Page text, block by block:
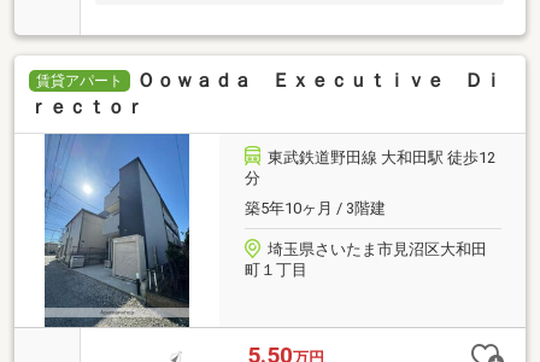
賃貸アパート
Ｏｏｗａｄａ Ｅｘｅｃｕｔｉｖｅ Ｄｉ
ｒｅｃｔｏｒ
東武鉄道野田線 大和田駅 徒歩12
分
築5年10ヶ月 / 3階建
埼玉県さいたま市見沼区大和田
町１丁目
5.50万円